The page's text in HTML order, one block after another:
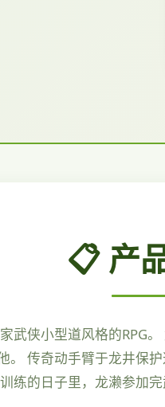
📋 产
武侠小型道风格的RPG
。 传奇动手臂于龙井保
的日子里，龙濑参加完